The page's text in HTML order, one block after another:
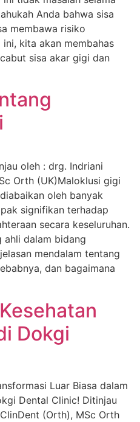
Anda bahwa sisa
membawa risiko
kita akan membahas
sisa akar gigi dan
oleh : drg. Indriani
Orth (UK)Maloklusi gigi
oleh banyak
signifikan terhadap
secara keseluruhan.
ahli dalam bidang
mendalam tentang
dan bagaimana
Dokgi
Luar Biasa dalam
Dental Clinic! Ditinjau
(Orth), MSc Orth